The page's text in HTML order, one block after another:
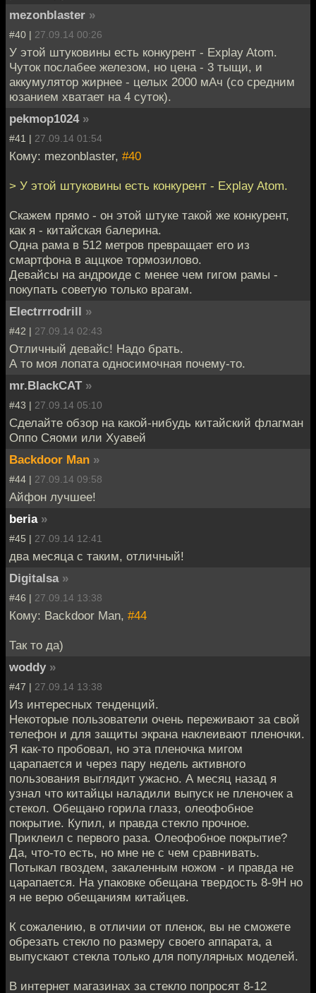
mezonblaster »
#40 | 27.09.14 00:26
У этой штуковины есть конкурент - Explay Atom.
Чуток послабее железом, но цена - 3 тыщи, и
аккумулятор жирнее - целых 2000 мАч (со средним
юзанием хватает на 4 суток).
pekmop1024 »
#41 | 27.09.14 01:54
Кому: mezonblaster, #40
> У этой штуковины есть конкурент - Explay Atom.
Скажем прямо - он этой штуке такой же конкурент,
как я - китайская балерина.
Одна рама в 512 метров превращает его из
смартфона в аццкое тормозилово.
Девайсы на андроиде с менее чем гигом рамы -
покупать советую только врагам.
Electrrrodrill »
#42 | 27.09.14 02:43
Отличный девайс! Надо брать.
А то моя лопата односимочная почему-то.
mr.BlackCAT »
#43 | 27.09.14 05:10
Сделайте обзор на какой-нибудь китайский флагман
Оппо Сяоми или Хуавей
Backdoor Man »
#44 | 27.09.14 09:58
Айфон лучшее!
beria »
#45 | 27.09.14 12:41
два месяца с таким, отличный!
Digitalsa »
#46 | 27.09.14 13:38
Кому: Backdoor Man, #44
Так то да)
woddy »
#47 | 27.09.14 13:38
Из интересных тенденций.
Некоторые пользователи очень переживают за свой
телефон и для защиты экрана наклеивают пленочки.
Я как-то пробовал, но эта пленочка мигом
царапается и через пару недель активного
пользования выглядит ужасно. А месяц назад я
узнал что китайцы наладили выпуск не пленочек а
стекол. Обещано горила глазз, олеофобное
покрытие. Купил, и правда стекло прочное.
Приклеил с первого раза. Олеофобное покрытие?
Да, что-то есть, но мне не с чем сравнивать.
Потыкал гвоздем, закаленным ножом - и правда не
царапается. На упаковке обещана твердость 8-9H но
я не верю обещаниям китайцев.
К сожалению, в отличии от пленок, вы не сможете
обрезать стекло по размеру своего аппарата, а
выпускают стекла только для популярных моделей.
В интернет магазинах за стекло попросят 8-12